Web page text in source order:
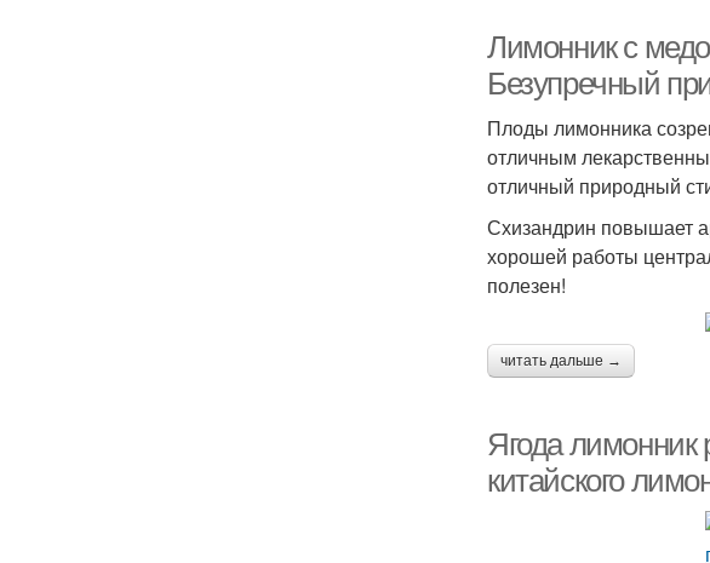
Лимонник с
Безупречный
Плоды лимонника
отличным
отличный природный
Схизандрин повышает
хорошей работы
полезен!
читать дальше →
Ягода лимонник
китайского